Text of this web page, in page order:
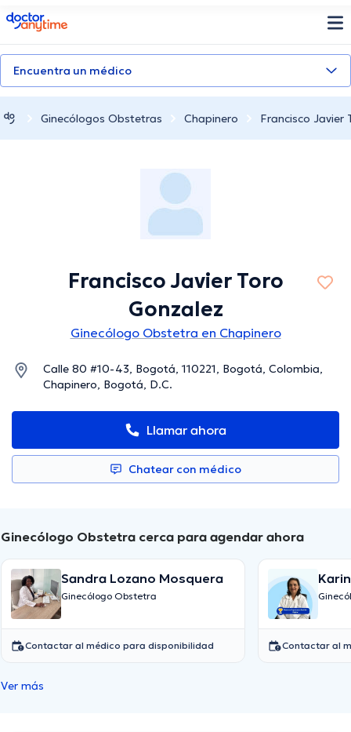
doctoranytime
Encuentra un médico
Ginecólogos Obstetras Chapinero Francisco Javier
Francisco Javier Toro
Gonzalez
Ginecólogo Obstetra en Chapinero
Calle 80 #10-43, Bogotá, 110221, Bogotá, Colombia,
Chapinero, Bogotá, D.C.
Llamar ahora
Chatear con médico
Ginecólogo Obstetra cerca para agendar ahora
Sandra Lozano Mosquera
Ginecólogo Obstetra
Contactar al médico para disponibilidad Contactar al
Ver más